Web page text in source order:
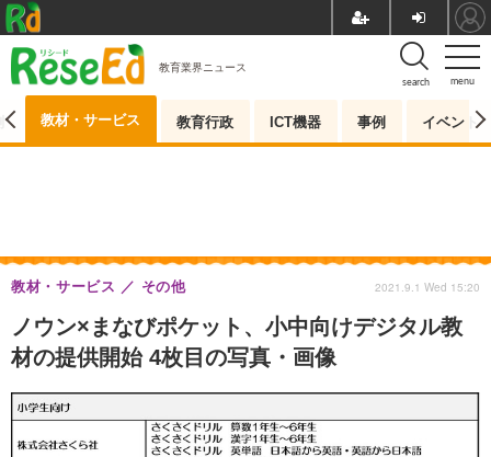
menu
search
教育業界ニュース
教材・サービス 教育行政 ICT機器 事例 イベント
ノウン×まなびポケット、小中向けデジタル教
材の提供開始 4枚目の写真・画像
教材・サービス その他 2021.9.1 Wed 15:20